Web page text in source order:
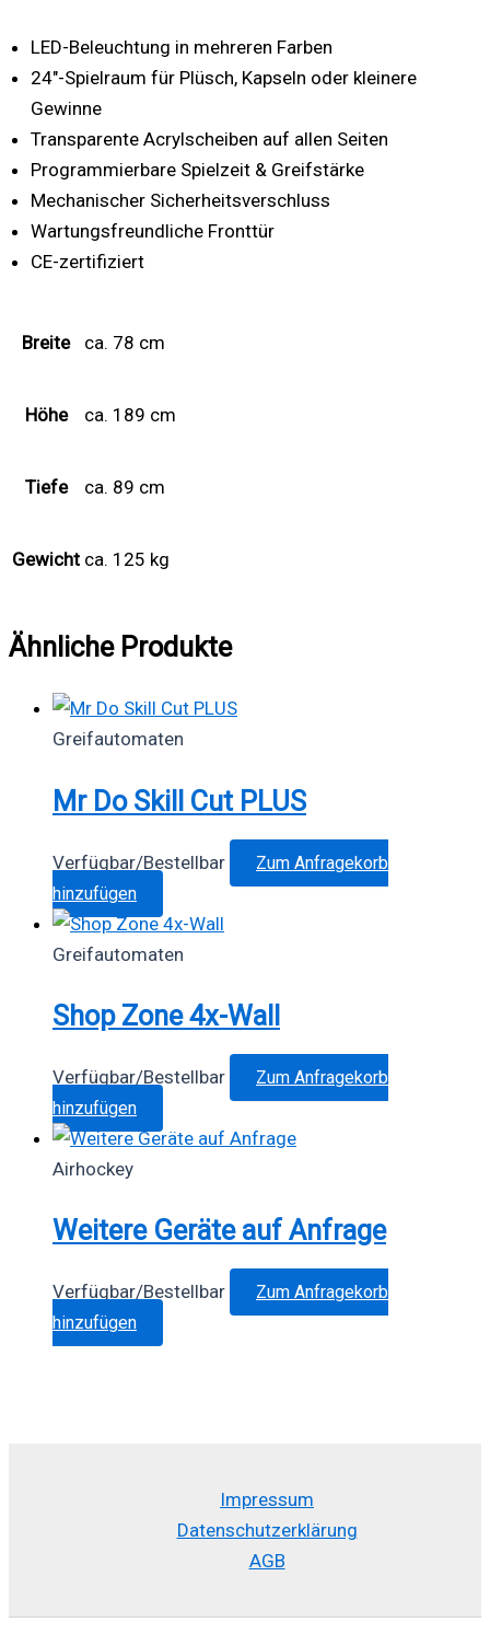
LED-Beleuchtung in mehreren Farben
24″-Spielraum für Plüsch, Kapseln oder kleinere
Gewinne
Transparente Acrylscheiben auf allen Seiten
Programmierbare Spielzeit & Greifstärke
Mechanischer Sicherheitsverschluss
Wartungsfreundliche Fronttür
CE-zertifiziert
Breite ca. 78 cm
Höhe ca. 189 cm
Tiefe ca. 89 cm
Gewicht ca. 125 kg
Ähnliche Produkte
Greifautomaten
Mr Do Skill Cut PLUS
Verfügbar/Bestellbar
Zum Anfragekorb
hinzufügen
Produkt
weist
Varianten
Die
Optionen
können
Produktseite
werden
Greifautomaten
Shop Zone 4x-Wall
Verfügbar/Bestellbar
Zum Anfragekorb
hinzufügen
Airhockey
Weitere Geräte auf Anfrage
Verfügbar/Bestellbar
Zum Anfragekorb
hinzufügen
Impressum
Datenschutzerklärung
AGB